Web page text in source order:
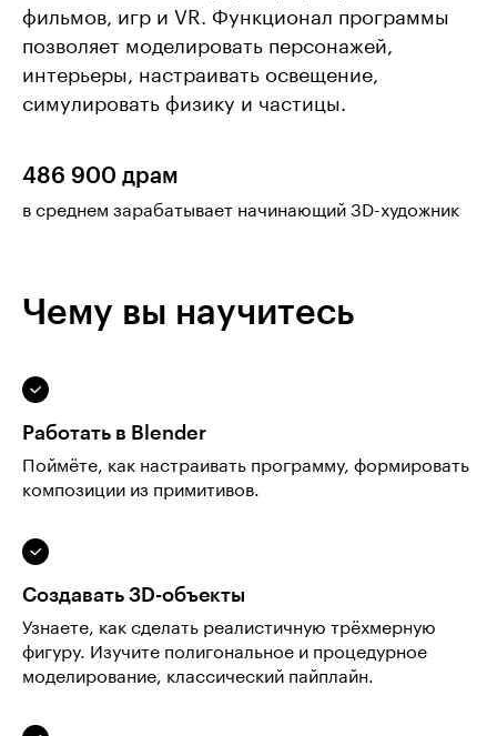
фильмов, игр и VR. Функционал программы
позволяет моделировать персонажей,
интерьеры, настраивать освещение,
симулировать физику и частицы.
486 900 драм
в среднем зарабатывает начинающий 3D-художник
Чему вы научитесь
Работать в Blender
Поймёте, как настраивать программу, формировать
композиции из примитивов.
Создавать 3D-объекты
Узнаете, как сделать реалистичную трёхмерную
фигуру. Изучите полигональное и процедурное
моделирование, классический пайплайн.